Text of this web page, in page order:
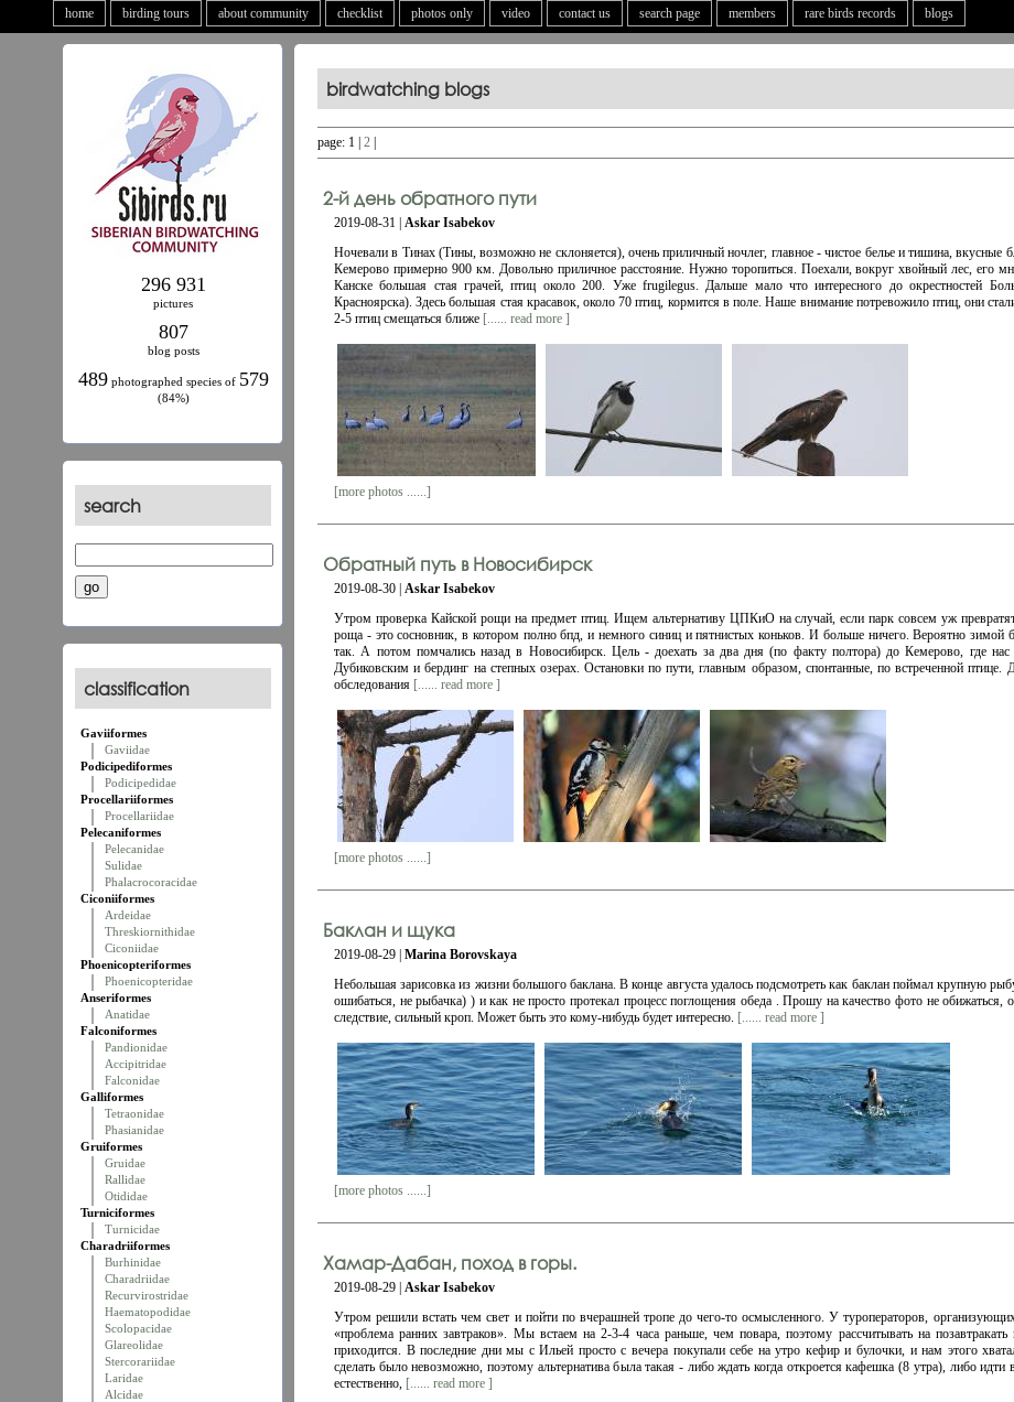
home birding tours about community checklist photos only video contact us search page members rare birds records blogs
296 931
pictures
807
blog posts
489photographed species of 579
(84%)
search
classification
Gaviiformes
Gaviidae
Podicipediformes
Podicipedidae
Procellariiformes
Procellariidae
Pelecaniformes
Pelecanidae
Sulidae
Phalacrocoracidae
Ciconiiformes
Ardeidae
Threskiornithidae
Ciconiidae
Phoenicopteriformes
Phoenicopteridae
Anseriformes
Anatidae
Falconiformes
Pandionidae
Accipitridae
Falconidae
Galliformes
Tetraonidae
Phasianidae
Gruiformes
Gruidae
Rallidae
Otididae
Turniciformes
Turnicidae
Charadriiformes
Burhinidae
Charadriidae
Recurvirostridae
Haematopodidae
Scolopacidae
Glareolidae
Stercorariidae
Laridae
Alcidae
birdwatching blogs
page: 1 | 2
2-й день обратного пути
2019-08-31 | Askar Isabekov
Ночевали в Тинах (Тины, возможно не склоняется), очень приличный ночлег, главное - чистое белье и тишина,
Кемерово примерно 900 км. Довольно приличное расстояние. Нужно торопиться. Поехали, вокруг хвойный лес, его
Канске большая стая грачей, птиц около 200. Уже frugilegus. Дальше мало что интересного до окрестностей
Красноярска). Здесь большая стая красавок, около 70 птиц, кормится в поле. Наше внимание потревожило птиц, они
2-5 птиц смещаться ближе [...... read more ]
[more photos ......]
Обратный путь в Новосибирск
2019-08-30 | Askar Isabekov
Утром проверка Кайской рощи на предмет птиц. Ищем альтернативу ЦПКиО на случай, если парк совсем уж
роща - это сосновник, в котором полно бпд, и немного синиц и пятнистых коньков. И больше ничего. Вероятно зимой
так. А потом помчались назад в Новосибирск. Цель - доехать за два дня (по факту полтора) до Кемерово, где
Дубиковским и бердинг на степных озерах. Остановки по пути, главным образом, спонтанные, по встреченной птице.
обследования [...... read more ]
[more photos ......]
Баклан и щука
2019-08-29 | Marina Borovskaya
Небольшая зарисовка из жизни большого баклана. В конце августа удалось подсмотреть как баклан поймал крупную
ошибаться, не рыбачка) ) и как не просто протекал процесс поглощения обеда . Прошу на качество фото не обижаться,
следствие, сильный кроп. Может быть это кому-нибудь будет интересно. [...... read more ]
[more photos ......]
Хамар-Дабан, поход в горы.
2019-08-29 | Askar Isabekov
Утром решили встать чем свет и пойти по вчерашней тропе до чего-то осмысленного. У туроператоров,
«проблема ранних завтраков». Мы встаем на 2-3-4 часа раньше, чем повара, поэтому рассчитывать на
приходится. В последние дни мы с Ильей просто с вечера покупали себе на утро кефир и булочки, и нам этого
сделать было невозможно, поэтому альтернатива была такая - либо ждать когда откроется кафешка (8 утра), либо
естественно, [...... read more ]